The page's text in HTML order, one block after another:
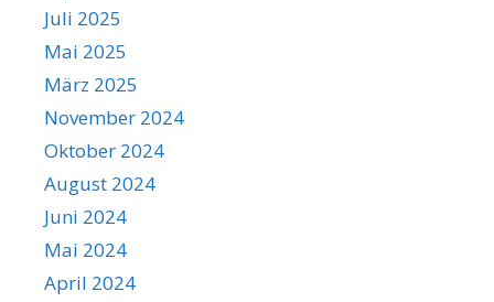
Juli 2025
Mai 2025
März 2025
November 2024
Oktober 2024
August 2024
Juni 2024
Mai 2024
April 2024